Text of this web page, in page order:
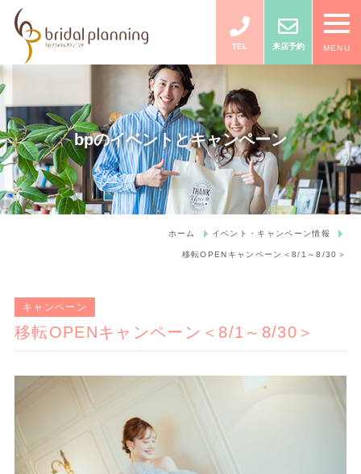
TEL 来店予約 MENU
bpのイベントとキャンペーン
ホーム イベント・キャンペーン情報
移転OPENキャンペーン＜8/1～8/30＞
キャンペーン
移転OPENキャンペーン＜8/1～8/30＞